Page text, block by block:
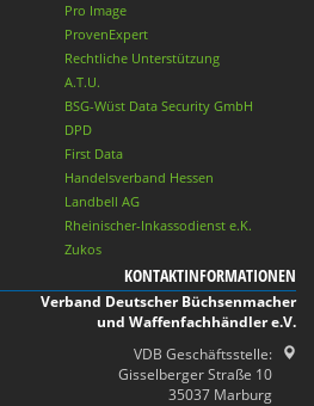
Pro Image
ProvenExpert
Rechtliche Unterstützung
A.T.U.
BSG-Wüst Data Security GmbH
DPD
First Data
Handelsverband Hessen
Landbell AG
Rheinischer-Inkassodienst e.K.
Zukos
KONTAKTINFORMATIONEN
Verband Deutscher Büchsenmacher
und Waffenfachhändler e.V.
VDB Geschäftsstelle:
Gisselberger Straße 10
35037 Marburg